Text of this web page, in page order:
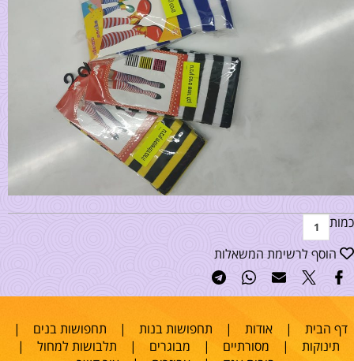
כמות
הוסף לרשימת המשאלות
דף הבית |אודות | תחפושות בנות | תחפושות בנים |
תינוקות | מסורתיים | מבוגרים | תלבושות למחול |